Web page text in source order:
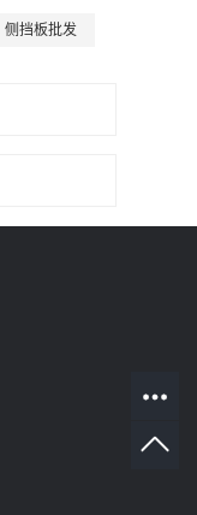
侧挡板批发